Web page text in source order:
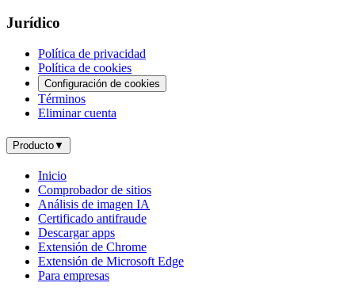
Jurídico
Política de privacidad
Política de cookies
Configuración de cookies
Términos
Eliminar cuenta
Producto▼
Inicio
Comprobador de sitios
Análisis de imagen IA
Certificado antifraude
Descargar apps
Extensión de Chrome
Extensión de Microsoft Edge
Para empresas